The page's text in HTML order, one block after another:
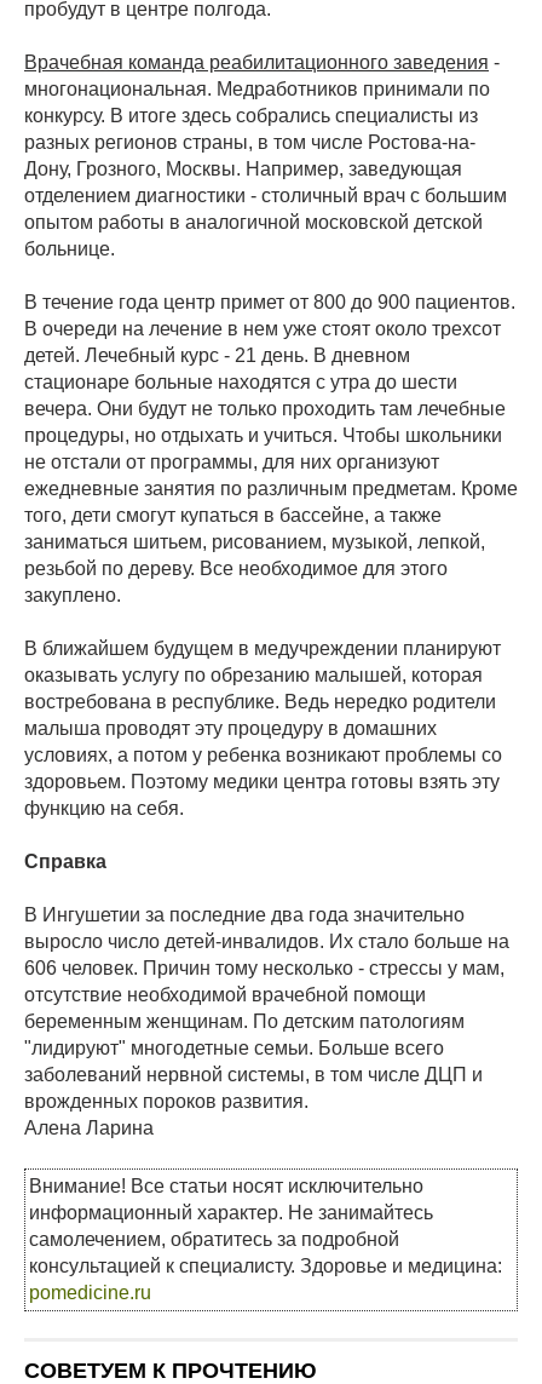
пробудут в центре полгода.
Врачебная команда реабилитационного заведения -
многонациональная. Медработников принимали по
конкурсу. В итоге здесь собрались специалисты из
разных регионов страны, в том числе Ростова-на-
Дону, Грозного, Москвы. Например, заведующая
отделением диагностики - столичный врач с большим
опытом работы в аналогичной московской детской
больнице.
В течение года центр примет от 800 до 900 пациентов.
В очереди на лечение в нем уже стоят около трехсот
детей. Лечебный курс - 21 день. В дневном
стационаре больные находятся с утра до шести
вечера. Они будут не только проходить там лечебные
процедуры, но отдыхать и учиться. Чтобы школьники
не отстали от программы, для них организуют
ежедневные занятия по различным предметам. Кроме
того, дети смогут купаться в бассейне, а также
заниматься шитьем, рисованием, музыкой, лепкой,
резьбой по дереву. Все необходимое для этого
закуплено.
В ближайшем будущем в медучреждении планируют
оказывать услугу по обрезанию малышей, которая
востребована в республике. Ведь нередко родители
малыша проводят эту процедуру в домашних
условиях, а потом у ребенка возникают проблемы со
здоровьем. Поэтому медики центра готовы взять эту
функцию на себя.
Справка
В Ингушетии за последние два года значительно
выросло число детей-инвалидов. Их стало больше на
606 человек. Причин тому несколько - стрессы у мам,
отсутствие необходимой врачебной помощи
беременным женщинам. По детским патологиям
"лидируют" многодетные семьи. Больше всего
заболеваний нервной системы, в том числе ДЦП и
врожденных пороков развития.
Алена Ларина
Внимание! Все статьи носят исключительно
информационный характер. Не занимайтесь
самолечением, обратитесь за подробной
консультацией к специалисту. Здоровье и медицина:
pomedicine.ru
СОВЕТУЕМ К ПРОЧТЕНИЮ